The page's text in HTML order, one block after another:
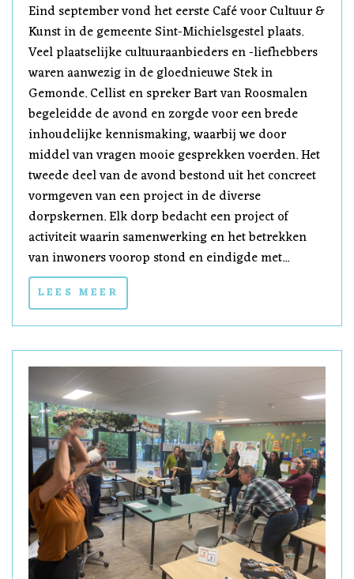
Eind september vond het eerste Café voor Cultuur &
Kunst in de gemeente Sint-Michielsgestel plaats.
Veel plaatselijke cultuuraanbieders en -liefhebbers
waren aanwezig in de gloednieuwe Stek in
Gemonde. Cellist en spreker Bart van Roosmalen
begeleidde de avond en zorgde voor een brede
inhoudelijke kennismaking, waarbij we door
middel van vragen mooie gesprekken voerden. Het
tweede deel van de avond bestond uit het concreet
vormgeven van een project in de diverse
dorpskernen. Elk dorp bedacht een project of
activiteit waarin samenwerking en het betrekken
van inwoners voorop stond en eindigde met...
LEES MEER